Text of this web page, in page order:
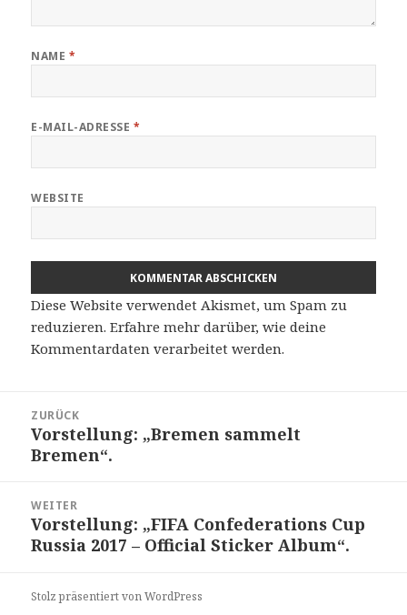
NAME *
E-MAIL-ADRESSE *
WEBSITE
Diese Website verwendet Akismet, um Spam zu
reduzieren.Erfahre mehr darüber, wie deine
Kommentardaten verarbeitet werden.
ZURÜCK
Vorheriger
Beitrag:
Vorstellung: „Bremen sammelt
Bremen“.
WEITER
Nächster
Beitrag:
Vorstellung: „FIFA Confederations Cup
Russia 2017 – Official Sticker Album“.
Stolz präsentiert von WordPress